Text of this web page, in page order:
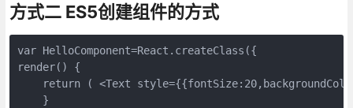
方式二 ES5创建组件的方式
var HelloComponent=React.createClass({
render() {
return ( <Text
    }